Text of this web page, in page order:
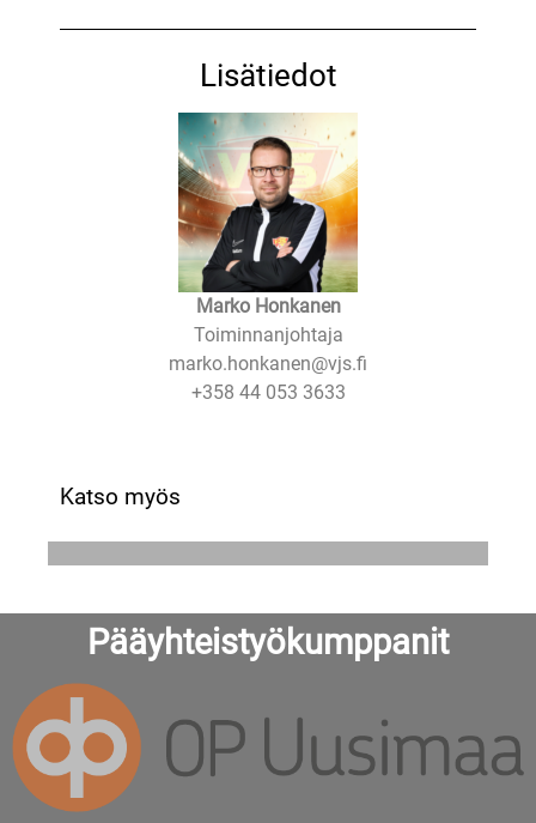
Lisätiedot
Marko Honkanen
Toiminnanjohtaja
marko.honkanen@vjs.fi
+358 44 053 3633
Katso myös
Pääyhteistyökumppanit